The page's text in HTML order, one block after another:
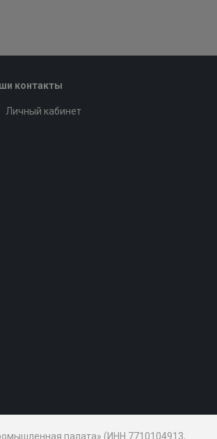
контакты
Личный кабинет
палата» (ИНН 7710104913,